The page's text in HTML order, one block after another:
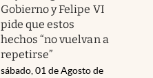
Gobierno y Felipe VI
pide que estos
hechos “no vuelvan a
repetirse”
sábado, 01 de Agosto de